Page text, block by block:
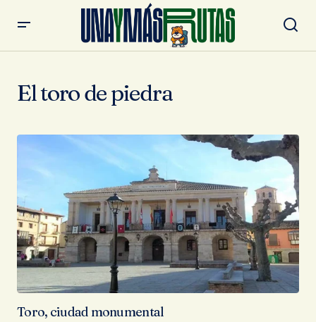
El toro de piedra
Toro, ciudad monumental